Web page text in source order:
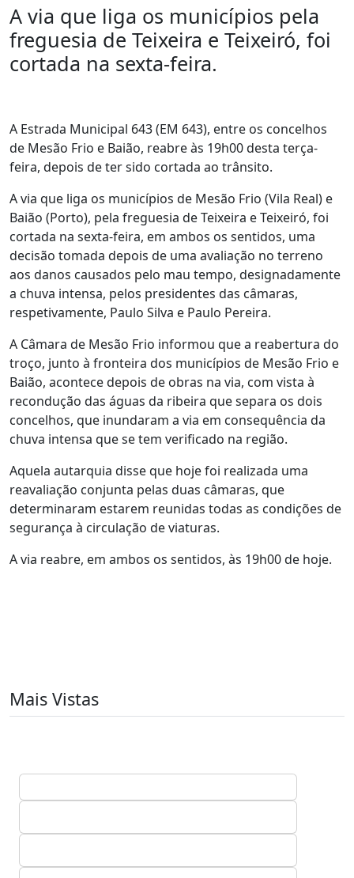
A via que liga os municípios pela
freguesia de Teixeira e Teixeiró, foi
cortada na sexta-feira.
A Estrada Municipal 643 (EM 643), entre os concelhos
de Mesão Frio e Baião, reabre às 19h00 desta terça-
feira, depois de ter sido cortada ao trânsito.
A via que liga os municípios de Mesão Frio (Vila Real) e
Baião (Porto), pela freguesia de Teixeira e Teixeiró, foi
cortada na sexta-feira, em ambos os sentidos, uma
decisão tomada depois de uma avaliação no terreno
aos danos causados pelo mau tempo, designadamente
a chuva intensa, pelos presidentes das câmaras,
respetivamente, Paulo Silva e Paulo Pereira.
A Câmara de Mesão Frio informou que a reabertura do
troço, junto à fronteira dos municípios de Mesão Frio e
Baião, acontece depois de obras na via, com vista à
recondução das águas da ribeira que separa os dois
concelhos, que inundaram a via em consequência da
chuva intensa que se tem verificado na região.
Aquela autarquia disse que hoje foi realizada uma
reavaliação conjunta pelas duas câmaras, que
determinaram estarem reunidas todas as condições de
segurança à circulação de viaturas.
A via reabre, em ambos os sentidos, às 19h00 de hoje.
Mais Vistas